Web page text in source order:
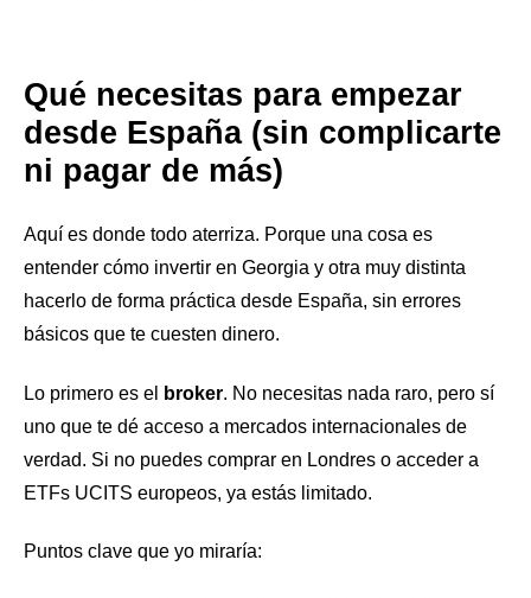
Qué necesitas para empezar
desde España (sin complicarte
ni pagar de más)
Aquí es donde todo aterriza. Porque una cosa es
entender cómo invertir en Georgia y otra muy distinta
hacerlo de forma práctica desde España, sin errores
básicos que te cuesten dinero.
Lo primero es el broker. No necesitas nada raro, pero sí
uno que te dé acceso a mercados internacionales de
verdad. Si no puedes comprar en Londres o acceder a
ETFs UCITS europeos, ya estás limitado.
Puntos clave que yo miraría: